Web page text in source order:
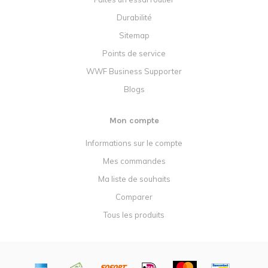
Durabilité
Sitemap
Points de service
WWF Business Supporter
Blogs
Mon compte
Informations sur le compte
Mes commandes
Ma liste de souhaits
Comparer
Tous les produits